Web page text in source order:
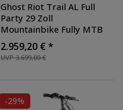
Ghost Riot Trail AL Full
Party 29 Zoll
Mountainbike Fully MTB
Fahrrad 29" All Mountain
Bike, Farbe: uni full party
'21
UVP 3.699,00 €
2.959,20 € *
-29%